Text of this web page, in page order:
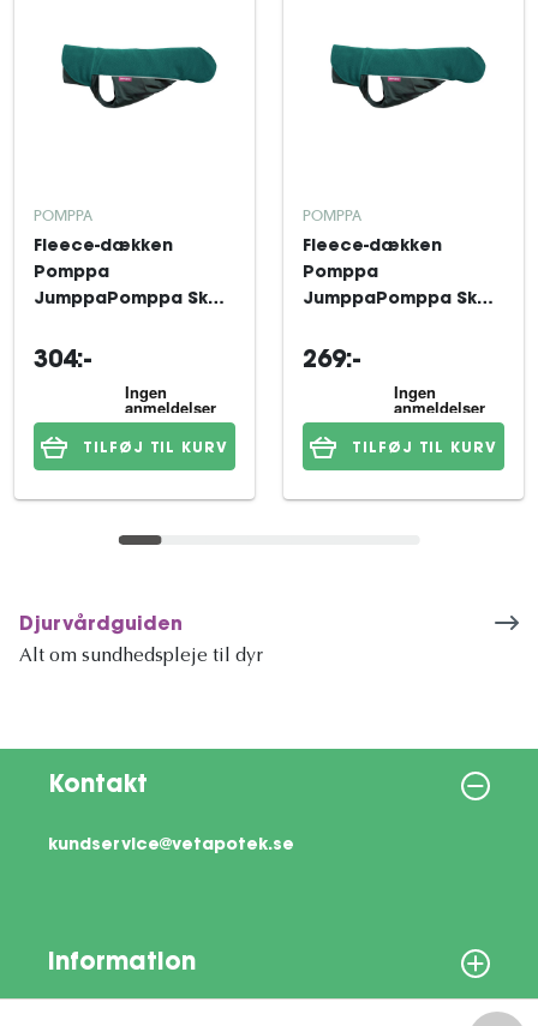
POMPPA
Fleece-dækken
Pomppa
JumppaPomppa Skog
304:-
TILFØJ TIL KURV
POMPPA
Fleece-dækken
Pomppa
JumppaPomppa Skog
269:-
TILFØJ TIL KURV
Djurvårdguiden
Alt om sundhedspleje til dyr
Kontakt
kundservice@vetapotek.se
Information